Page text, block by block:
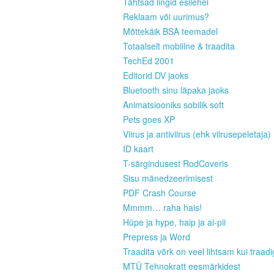
Reklaam või uurimus?
Mõttekäik BSA teemadel
Totaalselt mobiilne & traadita
TechEd 2001
Editorid DV jaoks
Bluetooth sinu läpaka jaoks
Animatsiooniks sobilik soft
Pets goes XP
Viirus ja antiviirus (ehk viirusepeletaja)
ID kaart
T-särgindusest RodCoveris
Sisu mänedzeerimisest
PDF Crash Course
Mmmm… raha hais!
Hüpe ja hype, haip ja ai-pii
Prepress ja Word
Traadita võrk on veel lihtsam kui
MTÜ Tehnokratt eesmärkidest